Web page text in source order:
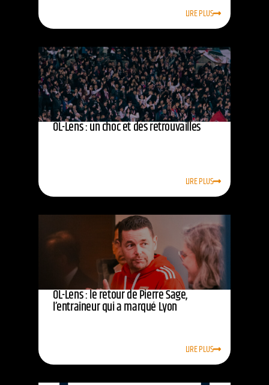
LIRE PLUS
OL-Lens : un choc et des retrouvailles
LIRE PLUS
OL-Lens : le retour de Pierre Sage,
l’entraîneur qui a marqué Lyon
LIRE PLUS